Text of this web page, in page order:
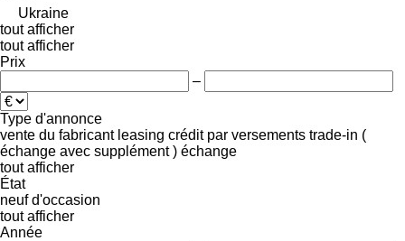
Ukraine
tout afficher
tout afficher
Prix
–
Type d'annonce
vente du fabricant leasing crédit par versements trade-in (
échange avec supplément ) échange
tout afficher
État
neuf d'occasion
tout afficher
Année